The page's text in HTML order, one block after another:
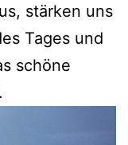
stärken uns
Tages und
schöne